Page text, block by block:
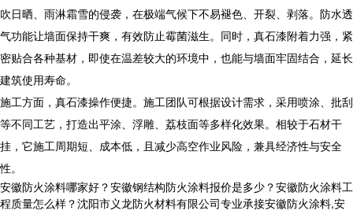
吹日晒、雨淋霜雪的侵袭，在极端气候下不易褪色、开裂、剥落。防水透
气功能让墙面保持干爽，有效防止霉菌滋生。同时，真石漆附着力强，紧
密贴合各种基材，即使在温差较大的环境中，也能与墙面牢固结合，延长
建筑使用寿命。
施工方面，真石漆操作便捷。施工团队可根据设计需求，采用喷涂、批刮
等不同工艺，打造出平涂、浮雕、荔枝面等多样化效果。相较于石材干
挂，它施工周期短、成本低，且减少高空作业风险，兼具经济性与安全
性。
安徽防火涂料哪家好？安徽钢结构防火涂料报价是多少？安徽防火涂料工
程质量怎么样？沈阳市义龙防火材料有限公司专业承接安徽防火涂料,安